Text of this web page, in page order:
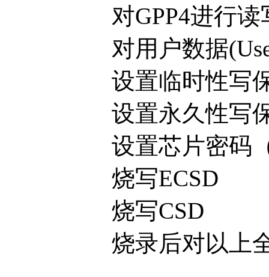
对GPP4进行读
对用户数据(User)
设置临时性写保
设置永久性写保
设置芯片密码（
烧写ECSD
烧写CSD
烧录后对以上全